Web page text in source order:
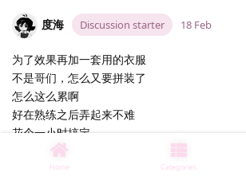
度海 Discussion starter 18 Feb
为了效果再加一套用的衣服
不是哥们，怎么又要拼装了
怎么这么累啊
好在熟练之后弄起来不难
花个一小时搞定
俩fish,TLO922_ , and4others
Home Categories